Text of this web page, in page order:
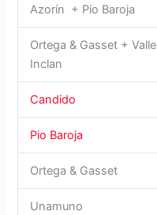
Azorín + Pio Baroja
Ortega & Gasset + Valle
Inclan
Candido
Pio Baroja
Ortega & Gasset
Unamuno